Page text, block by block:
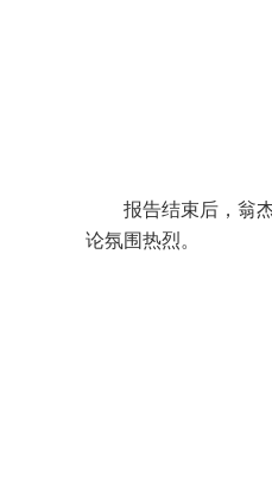
报告结束后，翁
论氛围热烈。